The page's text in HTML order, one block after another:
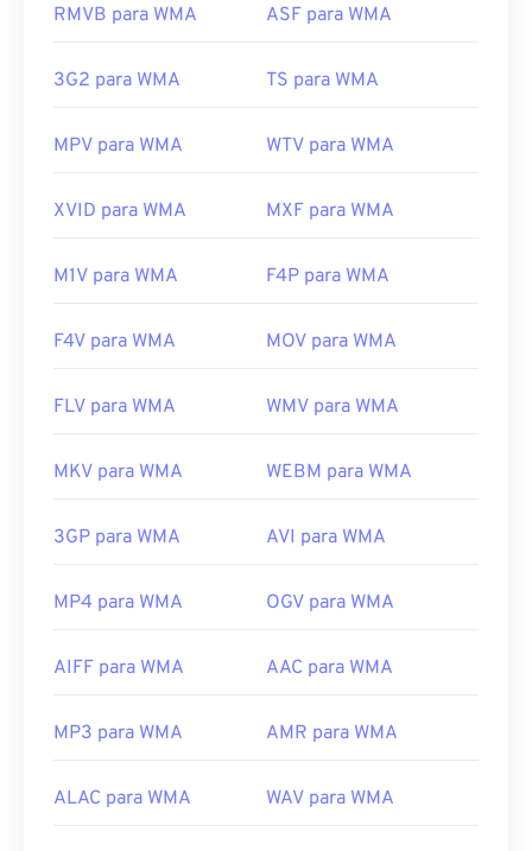
Desenvolvido por:
Microsoft
Links úteis:
https://en.wikipedia.org/wiki/Windows_Media_Audio
us/windows/desktop/medfound/windows-media-
RMVB para WMA ASF para WMA
3G2 para WMA TS para WMA
MPV para WMA WTV para WMA
XVID para WMA MXF para WMA
M1V para WMA F4P para WMA
F4V para WMA MOV para WMA
FLV para WMA WMV para WMA
MKV para WMA WEBM para WMA
3GP para WMA AVI para WMA
MP4 para WMA OGV para WMA
AIFF para WMA AAC para WMA
MP3 para WMA AMR para WMA
ALAC para WMA WAV para WMA